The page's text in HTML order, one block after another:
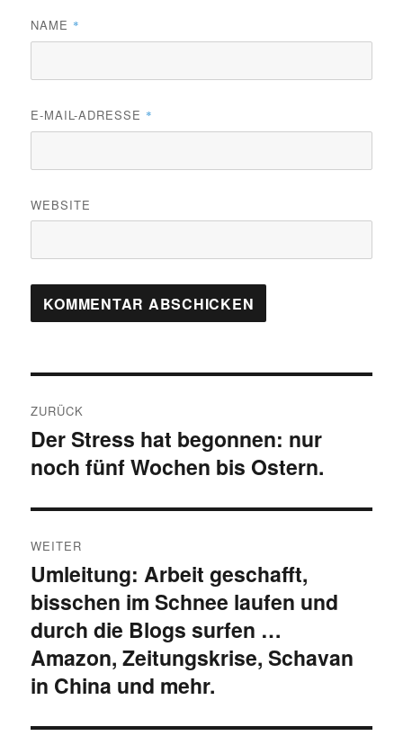
NAME *
E-MAIL-ADRESSE *
WEBSITE
ZURÜCK
Vorheriger
Beitrag:
Der Stress hat begonnen: nur
noch fünf Wochen bis Ostern.
WEITER
Nächster
Beitrag:
Umleitung: Arbeit geschafft,
bisschen im Schnee laufen und
durch die Blogs surfen …
Amazon, Zeitungskrise, Schavan
in China und mehr.